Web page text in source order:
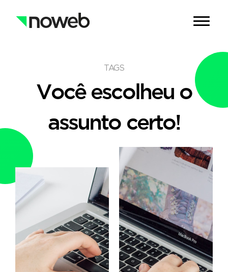
TAGS
Você escolheu o
assunto certo!